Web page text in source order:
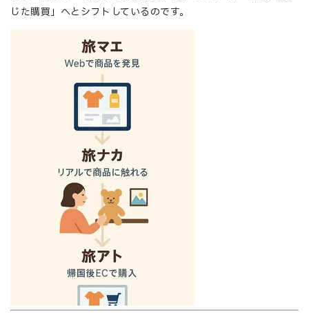
じた購買」へとシフトしているのです。